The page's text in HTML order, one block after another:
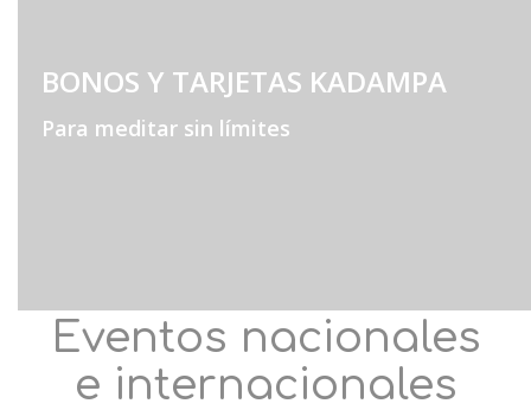
BONOS Y TARJETAS KADAMPA
Para meditar sin límites
Eventos nacionales
e internacionales